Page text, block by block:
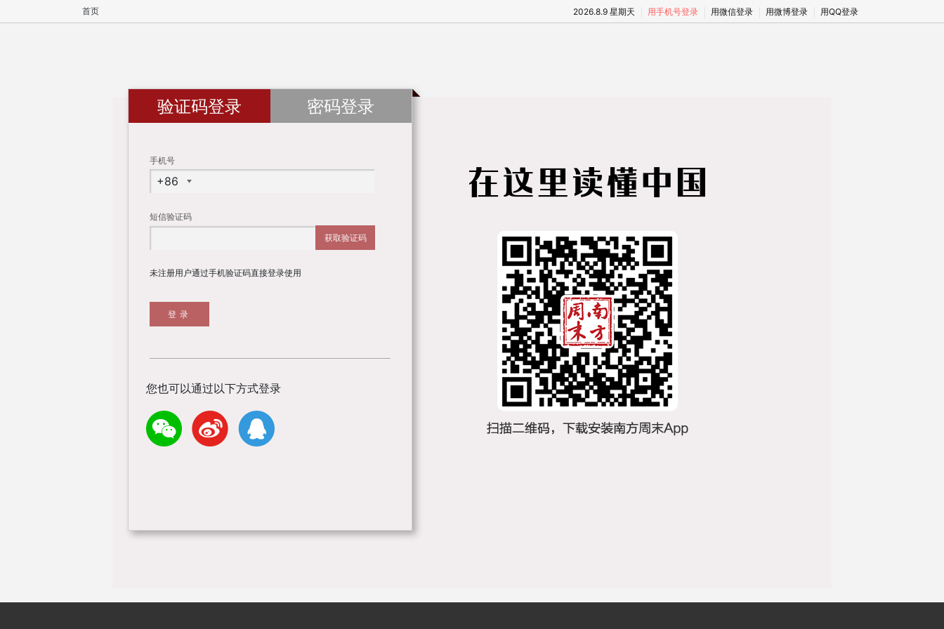
首页 2026.8.9 星期天 用手机号登录 用微信登录 用微博登录 用QQ登录
验证码登录 密码登录
手机号
短信验证码
获取验证码
未注册用户通过手机验证码直接登录使用
登录
您也可以通过以下方式登录